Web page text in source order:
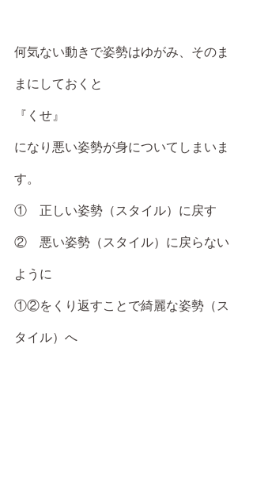
何気ない動きで姿勢はゆがみ、そのま
まにしておくと
『くせ』
になり悪い姿勢が身についてしまいま
す。
①　正しい姿勢（スタイル）に戻す
②　悪い姿勢（スタイル）に戻らない
ように
①②をくり返すことで綺麗な姿勢（ス
タイル）へ